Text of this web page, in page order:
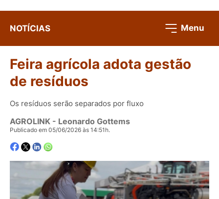
NOTÍCIAS Menu
Feira agrícola adota gestão
de resíduos
Os resíduos serão separados por fluxo
AGROLINK - Leonardo Gottems
Publicado em 05/06/2026 às 14:51h.